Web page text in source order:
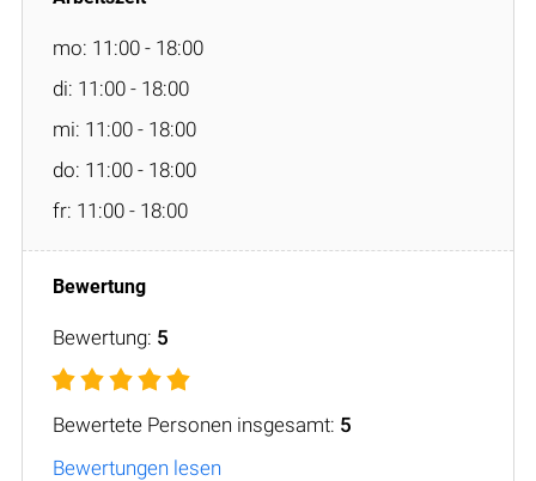
mo: 11:00 - 18:00
di: 11:00 - 18:00
mi: 11:00 - 18:00
do: 11:00 - 18:00
fr: 11:00 - 18:00
Bewertung: 5
Bewertete Personen insgesamt: 5
Bewertungen lesen